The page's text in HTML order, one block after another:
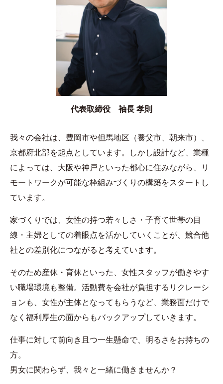
代表取締役 袖長 孝則
我々の会社は、豊岡市や但馬地区（養父市、朝来市）、
京都府北部を起点としています。しかし設計など、業種
によっては、大阪や神戸といった都心に住みながら、リ
モートワークが可能な枠組みづくりの構築をスタートし
ています。
家づくりでは、女性の持つ若々しさ・子育て世帯の目
線・主婦としての着眼点を活かしていくことが、競合他
社との差別化につながると考えています。
そのため産休・育休といった、女性スタッフが働きやす
い職場環境も整備。活動費を会社が負担するリクレーシ
ョンも、女性が主体となってもらうなど、業務面だけで
なく福利厚生の面からもバックアップしていきます。
仕事に対して前向き且つ一生懸命で、明るさをお持ちの
方。
男女に関わらず、我々と一緒に働きませんか？